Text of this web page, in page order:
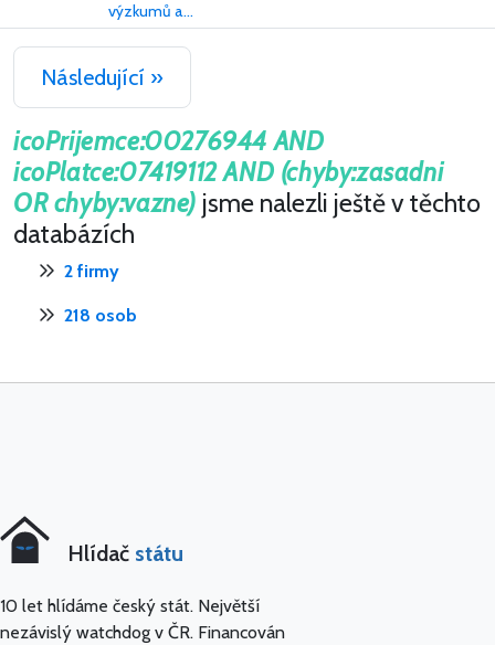
výzkumů a...
Následující »
icoPrijemce:00276944 AND
icoPlatce:07419112 AND (chyby:zasadni
OR chyby:vazne) jsme nalezli ještě v těchto
databázích
2 firmy
218 osob
Hlídač státu
10 let hlídáme český stát. Největší
nezávislý watchdog v ČR. Financován